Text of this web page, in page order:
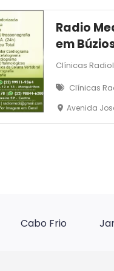
Radio
em
Clínicas
Clínicas
Avenida José Bento
Cabo Frio